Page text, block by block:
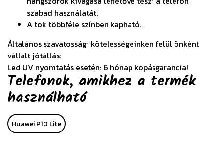
szabad használatát.
A tok többféle színben kapható.
Általános szavatossági kötelességeinken felül önként
vállalt jótállás:
Led UV nyomtatás esetén: 6 hónap kopásgarancia!
Telefonok, amikhez a termék
használható
Huawei P10 Lite